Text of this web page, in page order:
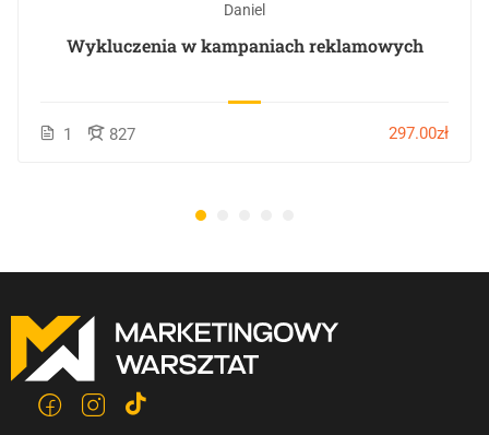
Daniel
Wykluczenia w kampaniach reklamowych
1 827 297.00zł